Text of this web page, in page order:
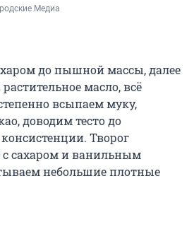
Медиа
до пышной массы, далее
масло, всё
всыпаем муку,
доводим тесто до
Творог
сахаром и ванильным
небольшие плотные